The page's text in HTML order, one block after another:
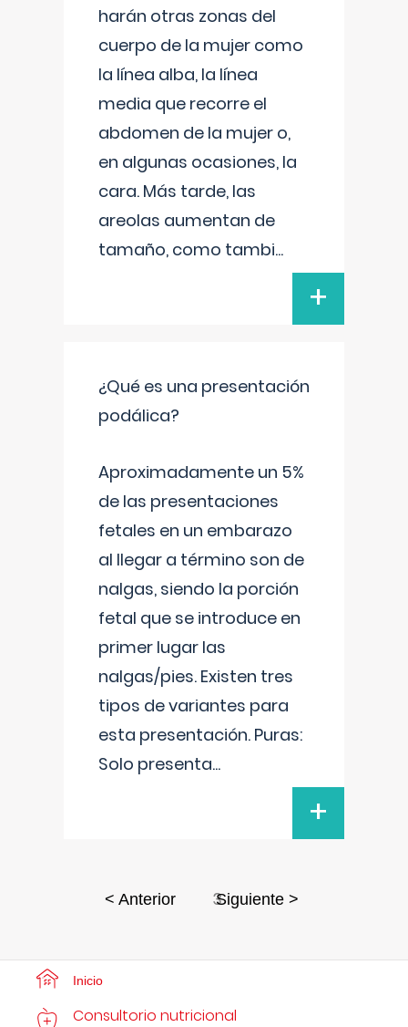
harán otras zonas del
cuerpo de la mujer como
la línea alba, la línea
media que recorre el
abdomen de la mujer o,
en algunas ocasiones, la
cara. Más tarde, las
areolas aumentan de
tamaño, como tambi...
+
¿Qué es una presentación
podálica?
Aproximadamente un 5%
de las presentaciones
fetales en un embarazo
al llegar a término son de
nalgas, siendo la porción
fetal que se introduce en
primer lugar las
nalgas/pies. Existen tres
tipos de variantes para
esta presentación. Puras:
Solo presenta...
+
< Anterior 3Siguiente >
Inicio
Consultorio nutricional